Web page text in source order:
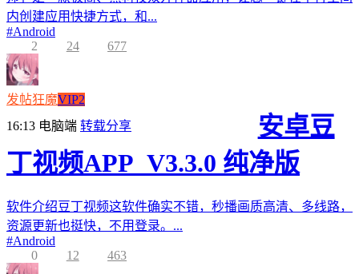
内创建应用快捷方式，和...
#Android
2
24 677
发帖狂魔VIP2
16:13 电脑端 转载分享
安卓豆
丁视频APP_V3.3.0 纯净版
软件介绍豆丁视频这软件确实不错，秒播画质高清、多线路，
资源更新也挺快，不用登录。...
#Android
0
12 463